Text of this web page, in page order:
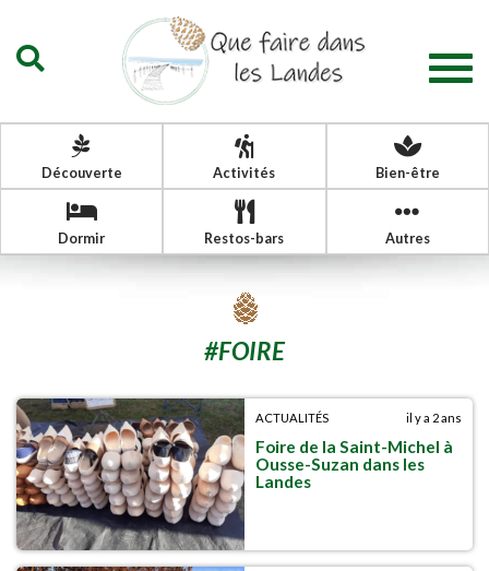
Découverte Activités Bien-être
Dormir Restos-bars Autres
#FOIRE
ACTUALITÉS il y a 2 ans
Foire de la Saint-Michel à
Ousse-Suzan dans les
Landes